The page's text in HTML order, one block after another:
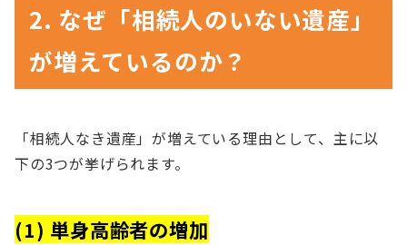
2. なぜ「相続人のいない遺産」
が増えているのか？
「相続人なき遺産」が増えている理由として、主に以
下の3つが挙げられます。
(1) 単身高齢者の増加